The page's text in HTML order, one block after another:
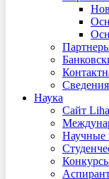
Наука
Сайт
Научные